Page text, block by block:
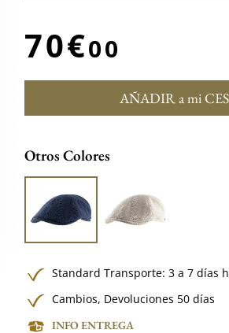
70€00
AÑADIR a mi
Otros Colores
Standard Transporte: 3 a 7 días
Cambios, Devoluciones 50 días
INFO ENTREGA